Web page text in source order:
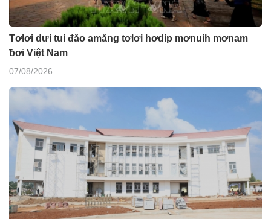
Tơlơi dưi tui đăo amăng tơlơi hơdip mơnuih mơnam
ƀơi Việt Nam
07/08/2026